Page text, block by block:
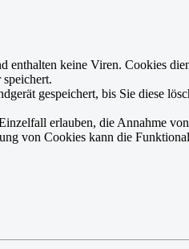
enthalten keine Viren. Cookies
gespeichert, bis Sie diese
erlauben, die Annahme
von Cookies kann die